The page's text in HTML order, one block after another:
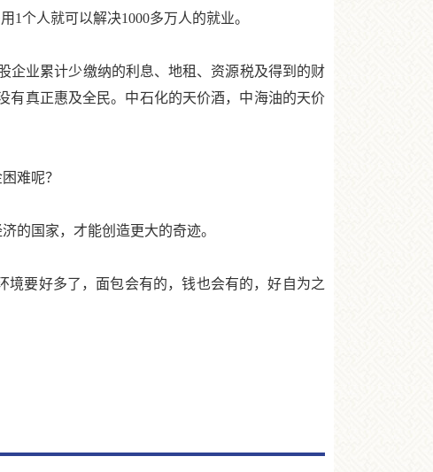
个人就可以解决1000多万人的就业。
业累计少缴纳的利息、地租、资源税及得到的财
有真正惠及全民。中石化的天价酒，中海油的天价
难呢？
国家，才能创造更大的奇迹。
要好多了，面包会有的，钱也会有的，好自为之